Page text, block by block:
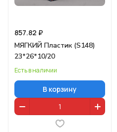
857.82 ₽
МЯГКИЙ Пластик (S148)
23*26*10/20
Есть в наличии
В корзину